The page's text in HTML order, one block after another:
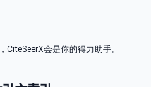
会是你的得力助手。